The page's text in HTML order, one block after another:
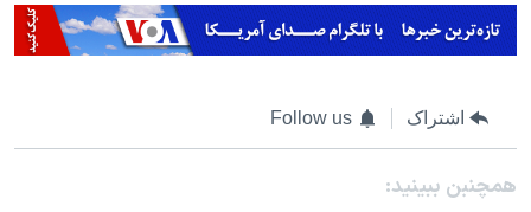
اشتراک Follow us
همچنبن ببینید: